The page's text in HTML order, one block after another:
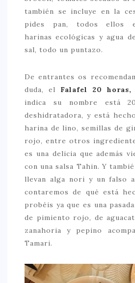
también se incluye en la
pides pan, todos ellos
harinas ecológicas y agua
sal, todo un puntazo.
De entrantes os
duda, el Falafel 20 horas,
indica su nombre está
deshidratadora, y está
harina de lino, semillas de
rojo, entre otros
es una delicia que además
con una salsa Tahin. Y
llevan alga nori y un falso
contaremos de qué está
probéis ya que es una
de pimiento rojo, de
zanahoria y pepino
Tamari.